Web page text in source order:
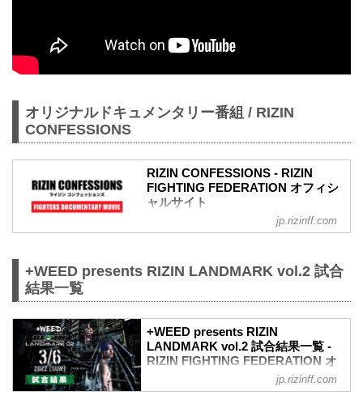
オリジナルドキュメンタリー番組 / RIZIN
CONFESSIONS
RIZIN CONFESSIONS - RIZIN
FIGHTING FEDERATION オフィシ
ャルサイト
RIZIN CONFESSIONS の記事一覧 - 格闘
イジン ファイティング フェデレーショ
いきます。
jp.rizinff.com
+WEED presents RIZIN LANDMARK vol.2 試合
結果一覧
+WEED presents RIZIN
LANDMARK vol.2 試合結果一覧 -
RIZIN FIGHTING FEDERATION オ
jp.rizinff.com